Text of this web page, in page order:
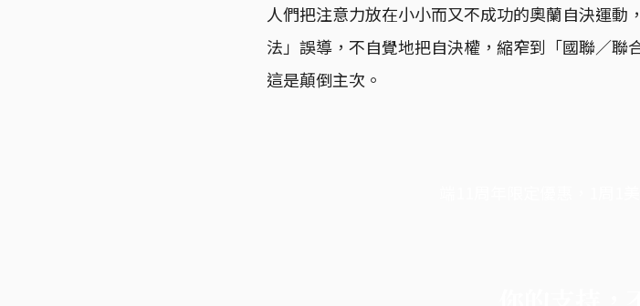
人們把注意力放在小小而又不成功的奧蘭自決運
法」誤導，不自覺地把自決權，縮窄到「國聯／聯
這是顛倒主次。